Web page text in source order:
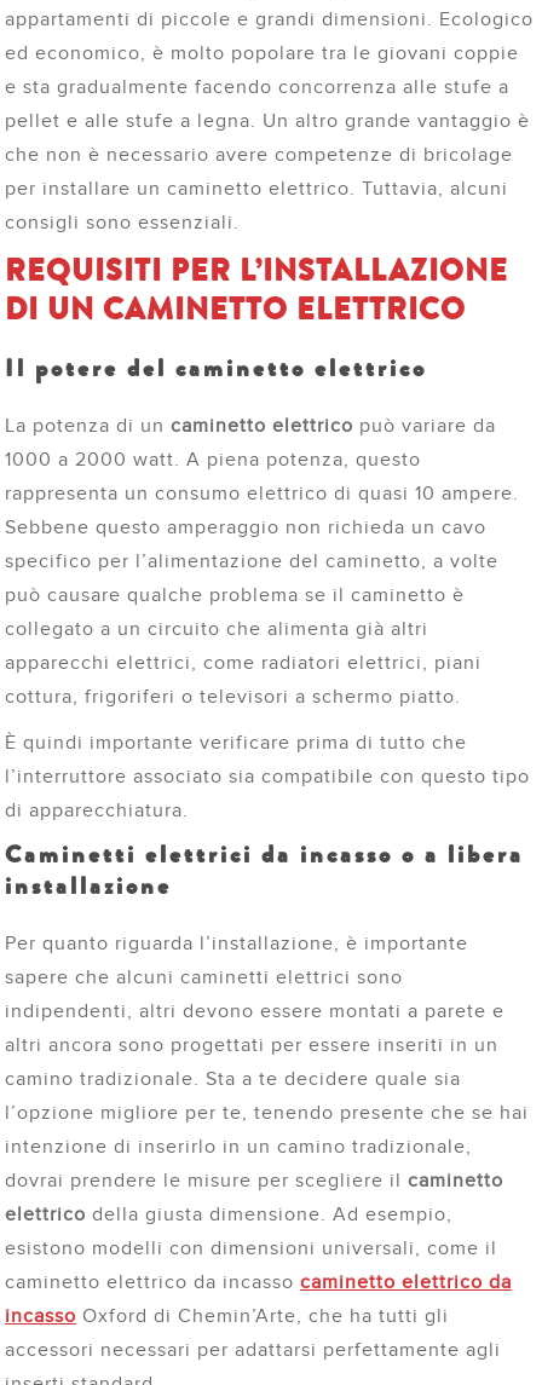
appartamenti di piccole e grandi dimensioni. Ecologico
ed economico, è molto popolare tra le giovani coppie
e sta gradualmente facendo concorrenza alle stufe a
pellet e alle stufe a legna. Un altro grande vantaggio è
che non è necessario avere competenze di bricolage
per installare un caminetto elettrico. Tuttavia, alcuni
consigli sono essenziali.
REQUISITI PER L’INSTALLAZIONE
DI UN CAMINETTO ELETTRICO
Il potere del caminetto elettrico
La potenza di uncaminetto elettrico può variare da
1000 a 2000 watt. A piena potenza, questo
rappresenta un consumo elettrico di quasi 10 ampere.
Sebbene questo amperaggio non richieda un cavo
specifico per l’alimentazione del caminetto, a volte
può causare qualche problema se il caminetto è
collegato a un circuito che alimenta già altri
apparecchi elettrici, come radiatori elettrici, piani
cottura, frigoriferi o televisori a schermo piatto.
È quindi importante verificare prima di tutto che
l’interruttore associato sia compatibile con questo tipo
di apparecchiatura.
Caminetti elettrici da incasso o a libera
installazione
Per quanto riguarda l’installazione, è importante
sapere che alcuni caminetti elettrici sono
indipendenti, altri devono essere montati a parete e
altri ancora sono progettati per essere inseriti in un
camino tradizionale. Sta a te decidere quale sia
l’opzione migliore per te, tenendo presente che se hai
intenzione di inserirlo in un camino tradizionale,
dovrai prendere le misure per scegliere ilcaminetto
elettrico della giusta dimensione. Ad esempio,
esistono modelli con dimensioni universali, come il
caminetto elettrico da incassocaminetto elettrico da
incasso Oxford di Chemin’Arte, che ha tutti gli
accessori necessari per adattarsi perfettamente agli